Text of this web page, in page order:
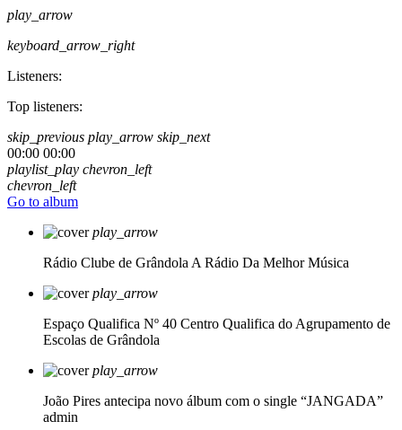
play_arrow
keyboard_arrow_right
Listeners:
Top listeners:
skip_previous play_arrow skip_next
00:00 00:00
playlist_play chevron_left
chevron_left
Go to album
play_arrow
Rádio Clube de Grândola A Rádio Da Melhor Música
play_arrow
Espaço Qualifica Nº 40 Centro Qualifica do Agrupamento de
Escolas de Grândola
play_arrow
João Pires antecipa novo álbum com o single “JANGADA”
admin